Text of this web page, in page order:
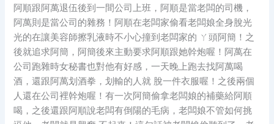
阿順跟阿萬退伍後到一間公司上班，阿順是當老闆的司機，
阿萬則是當公司的雜務！阿順在老闆家偷看老闆娘全身脫光
光的在讓美容師擦乳液時不小心撞到老闆家的 ㄚ頭阿簡！之
後就追求阿簡，阿簡後來主動要求阿順跟她幹炮喔！阿萬在
公司跑雜時女秘書也對他有好感，一天晚上跑去找阿萬喝
酒，還跟阿萬划酒拳，划輸的人就 脫一件衣服喔！之後兩個
人還在公司裡幹炮喔！有一次阿簡偷拿老闆娘的補藥給阿順
喝，之後還跟阿順說老闆有倒陽的毛病，老闆娘不管如何挑